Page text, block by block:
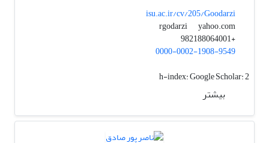
isu.ac.ir/cv/205/Goodarzi
rgodarzi
yahoo.com
+982188064001
0000-0002-1908-9549
h-index:Google Scholar: 2
بیشتر